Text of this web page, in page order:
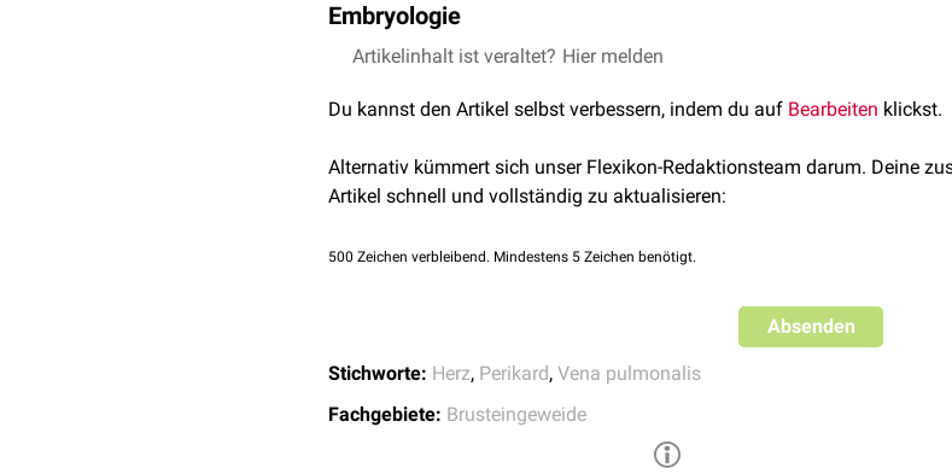
Embryologie
DerHerzschlauchstülpt sich während der
folgt die Reduzierung bis auf die Umschlagsfalten zwischenEpikardund
Artikelinhalt ist veraltet? Hier melden
Du kannst den Artikel selbst verbessern, indem du auf Bearbeiten klickst.
Alternativ kümmert sich unser Flexikon-Redaktionsteam darum. Deine
Artikel schnell und vollständig zu aktualisieren:
500 Zeichen verbleibend. Mindestens 5 Zeichen benötigt.
Absenden
Stichworte: Herz, Perikard, Vena pulmonalis
Fachgebiete: Brusteingeweide